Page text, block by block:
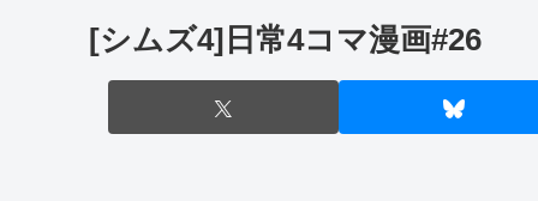
[シムズ4]日常4コマ漫画#26